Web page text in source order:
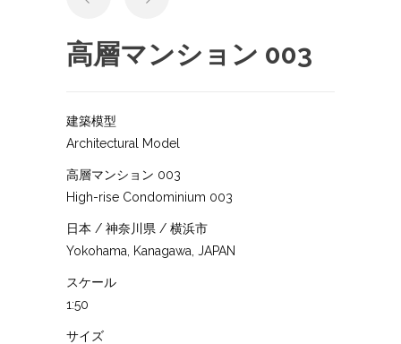
高層マンション 003
建築模型
Architectural Model
高層マンション 003
High-rise Condominium 003
日本 / 神奈川県 / 横浜市
Yokohama, Kanagawa, JAPAN
スケール
1:50
サイズ